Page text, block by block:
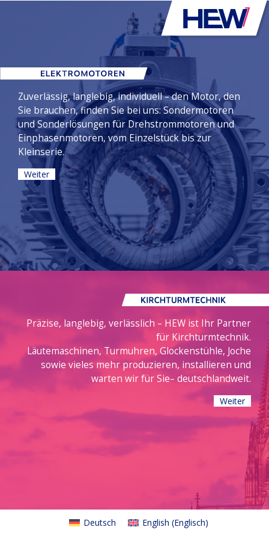
Zuverlässig, langlebig, individuell – den Motor, den
Sie brauchen, finden Sie bei uns: Sondermotoren
und Sonderlösungen für Drehstrommotoren und
Einphasenmotoren, vom Einzelstück bis zur
Kleinserie.
Weiter
Präzise, langlebig, verlässlich – HEW ist Ihr Partner
für Kirchturmtechnik.
Läutemaschinen, Turmuhren, Glockenstühle, Joche
sowie vieles mehr produzieren, installieren und
warten wir für Sie– deutschlandweit.
Weiter
Deutsch English (Englisch)